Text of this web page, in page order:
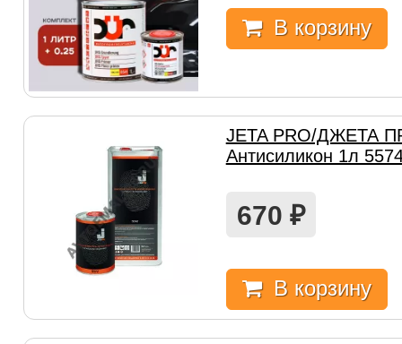
В корзину
JETA PRO/ДЖЕТА
Антисиликон 1л
670 ₽
В корзину